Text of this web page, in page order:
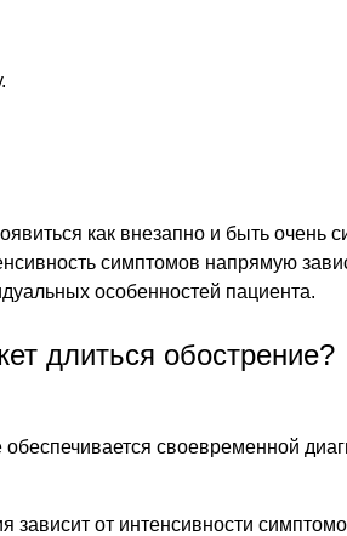
как внезапно и быть очень
симптомов напрямую
особенностей пациента.
длиться обострение?
своевременной
зависит от интенсивности